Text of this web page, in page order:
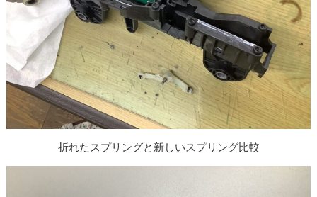
折れたスプリングと新しいスプリング比較